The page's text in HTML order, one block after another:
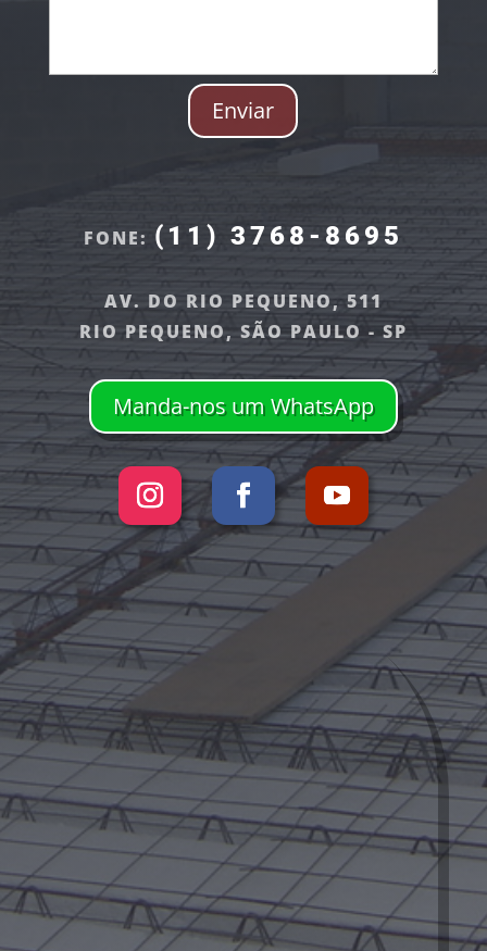
Enviar
FONE: (11) 3768-8695
AV. DO RIO PEQUENO, 511
RIO PEQUENO, SÃO PAULO - SP
Manda-nos um WhatsApp